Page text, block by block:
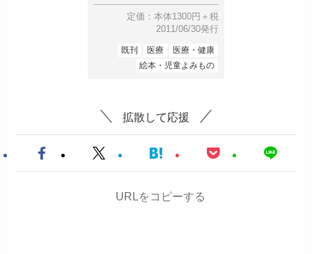
定価：本体1300円＋税
2011/06/30発行
既刊 医療
医療・健康
絵本・児童よみもの
拡散して応援
URLをコピーする